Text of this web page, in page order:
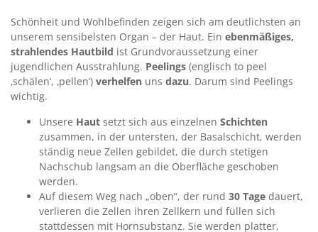
Schönheit und Wohlbefinden zeigen sich am deutlichsten an
unserem sensibelsten Organ – der Haut. Ein ebenmäßiges,
strahlendes Hautbild ist Grundvoraussetzung einer
jugendlichen Ausstrahlung. Peelings (englisch to peel
‚schälen‘, ‚pellen‘) verhelfen uns dazu. Darum sind Peelings
wichtig.
Unsere Haut setzt sich aus einzelnen Schichten
zusammen, in der untersten, der Basalschicht, werden
ständig neue Zellen gebildet, die durch stetigen
Nachschub langsam an die Oberfläche geschoben
werden.
Auf diesem Weg nach „oben“, der rund 30 Tage dauert,
verlieren die Zellen ihren Zellkern und füllen sich
stattdessen mit Hornsubstanz. Sie werden platter,